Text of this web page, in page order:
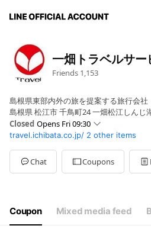
一畑トラベルサー
Friends 1,153
島根県東部内外の旅を提案する旅行会社
島根県 松江市 千鳥町24 一畑松江しんじ
Closed Opens Fri 09:30
SunClosed
Mon09:30 - 17:00
Tue09:30 - 17:00
Wed09:30 - 17:00
土曜日・日曜日・祝日・年末年始休業
travel.ichibata.co.jp/ 2 other items
Chat Coupons
Coupon Mixed media feed